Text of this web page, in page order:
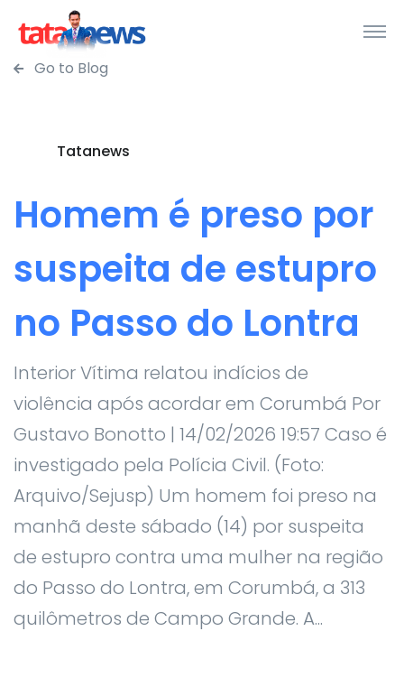
Go to Blog
Tatanews
Homem é preso por
suspeita de estupro
no Passo do Lontra
Interior Vítima relatou indícios de
violência após acordar em Corumbá Por
Gustavo Bonotto | 14/02/2026 19:57 Caso é
investigado pela Polícia Civil. (Foto:
Arquivo/Sejusp) Um homem foi preso na
manhã deste sábado (14) por suspeita
de estupro contra uma mulher na região
do Passo do Lontra, em Corumbá, a 313
quilômetros de Campo Grande. A...